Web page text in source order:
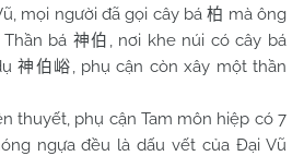
người đã gọi cây bá柏 mà ông
bá 神伯 , nơi khe núi có cây bá
神伯峪, phụ cận còn xây một thần
phụ cận Tam môn hiệp có 7
ngựa đều là dấu vết của Đại Vũ